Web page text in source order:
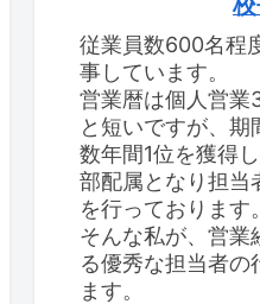
従業員数600名程
事しています。
営業暦は個人営業
と短いですが、期
数年間1位を獲得
部配属となり担当
を行っております。
そんな私が、営業
る優秀な担当者の
ます。